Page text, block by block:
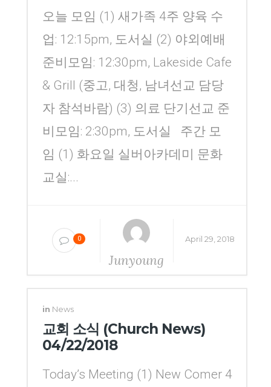
오늘 모임 (1) 새가족 4주 양육 수
업: 12:15pm, 도서실 (2) 야외예배
준비모임: 12:30pm, Lakeside Cafe
& Grill (중고, 대청, 남녀선교 담당
자 참석바람) (3) 의료 단기선교 준
비모임: 2:30pm, 도서실 주간 모
임 (1) 화요일 실버아카데미 문화
교실:...
0
Junyoung
April 29, 2018
in News
교회 소식 (Church News)
04/22/2018
Today’s Meeting (1) New Comer 4